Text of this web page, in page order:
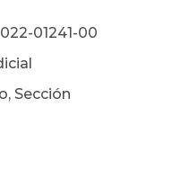
01241-00
Sección